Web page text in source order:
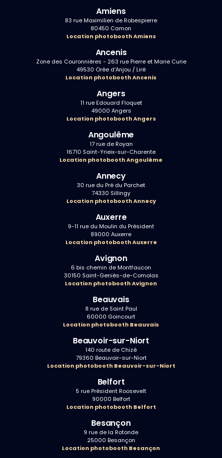
Amiens
83 rue Maximilien de Robespierre
80450 Camon
Location photobooth Amiens
Ancenis
Zone des Couronnières - 263 rue Pierre et Marie Curie
49530 Orée d'Anjou / Liré
Location photobooth Ancenis
Angers
11 rue Edouard Floquet
49000 Angers
Location photobooth Angers
Angoulême
17 rue de Royan
16710 Saint-Yrieix-sur-Charente
Location photobooth Angoulême
Annecy
30 rue du Pré du Parchet
74330 Sillingy
Location photobooth Annecy
Auxerre
9-11 rue du Moulin du Président
89000 Auxerre
Location photobooth Auxerre
Avignon
6 bis chemin de Montfaucon
30150 Saint-Geniès-de-Comolas
Location photobooth Avignon
Beauvais
8 rue de Saint Paul
60000 Goincourt
Location photobooth Beauvais
Beauvoir-sur-Niort
140 route de Chizé
79360 Beauvoir-sur-Niort
Location photobooth Beauvoir-sur-Niort
Belfort
5 rue Président Roosevelt
90000 Belfort
Location photobooth Belfort
Besançon
9 rue de la Rotonde
25000 Besançon
Location photobooth Besançon